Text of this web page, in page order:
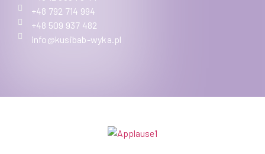
+48 792 714 994
+48 509 937 482
info@kusibab-wyka.pl